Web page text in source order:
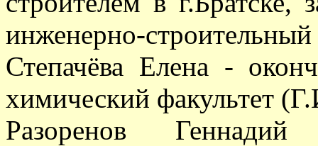
инженерно-
Степачёва Елена -
химический факультет
Разоренов